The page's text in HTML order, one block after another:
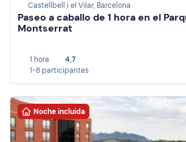
Castellbell i el Vilar, Barcelona
Paseo a caballo de 1 hora en el
Montserrat
1 hora
4,7
1-8 participantes
Noche incluida